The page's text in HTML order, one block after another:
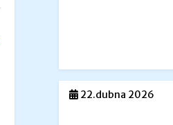
22.dubna 2026